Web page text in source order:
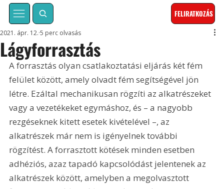
FELIRATKOZÁS
Lágyforrasztás
2021. ápr. 12. 5 perc olvasás
A forrasztás olyan csatlakoztatási eljárás két fém
felület között, amely olvadt fém segítségével jön
létre. Ezáltal mechanikusan rögzíti az alkatrészeket
vagy a vezetékeket egymáshoz, és – a nagyobb
rezgéseknek kitett esetek kivételével –, az
alkatrészek már nem is igényelnek további
rögzítést. A forrasztott kötések minden esetben
adhéziós, azaz tapadó kapcsolódást jelentenek az
alkatrészek között, amelyben a megolvasztott